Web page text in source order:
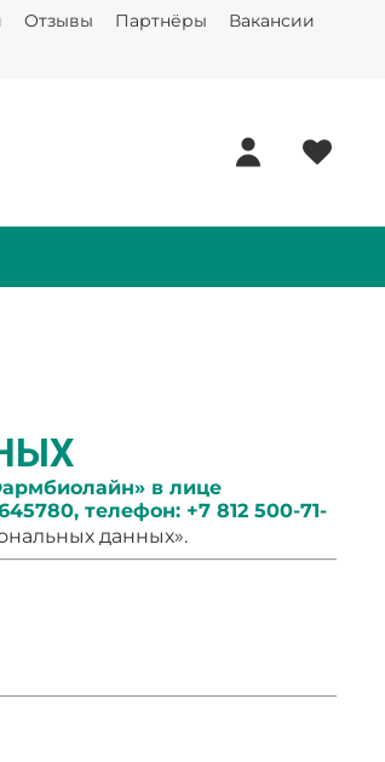
Отзывы Партнёры Вакансии
в лице
телефон: +7 812 500-71-
данных».